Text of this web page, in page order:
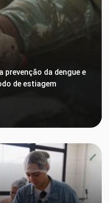
prevenção da dengue e
de estiagem